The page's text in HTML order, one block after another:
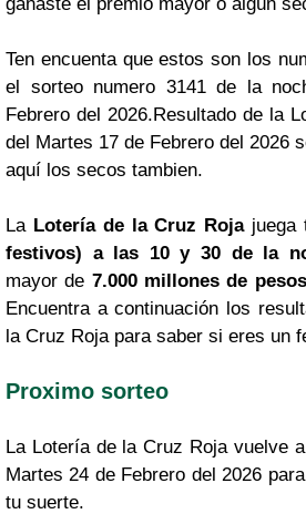
Ten encuenta que estos son los
el sorteo numero 3141 de la
Febrero del 2026.Resultado de la
del Martes 17 de Febrero del 2026
aquí los secos tambien.
La Lotería de la Cruz Rojajuega
festivos) a las 10 y 30 de la
mayor de 7.000 millones de pesos
Encuentra a continuación los
la Cruz Roja para saber si eres un
Proximo sorteo
La Lotería de la Cruz Roja vuelve
Martes 24 de Febrero del 2026
tu suerte.